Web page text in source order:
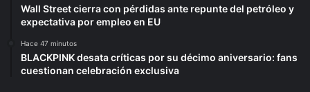
Wall Street cierra con pérdidas ante repunte del petróleo y
expectativa por empleo en EU
Hace 47 minutos
BLACKPINK desata críticas por su décimo aniversario: fans
cuestionan celebración exclusiva